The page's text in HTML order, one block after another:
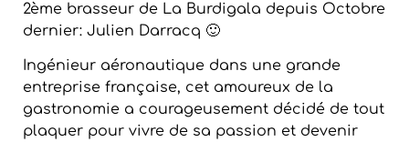
2ème brasseur de La Burdigala depuis Octobre
dernier: Julien Darracq 🙂
Ingénieur aéronautique dans une grande
entreprise française, cet amoureux de la
gastronomie a courageusement décidé de tout
plaquer pour vivre de sa passion et devenir